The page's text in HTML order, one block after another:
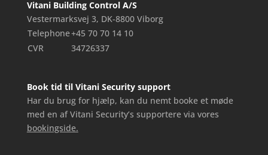
Vitani Building Control A/S
Vestermarksvej 3, DK-8800 Viborg
Telephone+45 70 70 14 10
CVR
34726337
Book tid til Vitani Security support
Har du brug for hjælp, kan du nemt booke et møde
med en af Vitani Security’s supportere via vores
bookingside.